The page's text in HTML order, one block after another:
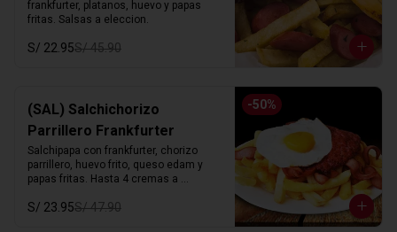
frankfurter, platanos, huevo y papas
fritas. Salsas a eleccion.
S/ 22.95S/ 45.90
-50%
(SAL) Salchichorizo
Parrillero Frankfurter
Salchipapa con frankfurter, chorizo
parrillero, huevo frito, queso edam y
papas fritas. Hasta 4 cremas a
S/ 23.95S/ 47.90